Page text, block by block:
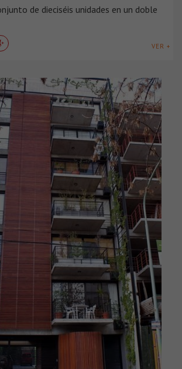
de dieciséis unidades en un doble
VER +